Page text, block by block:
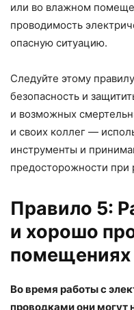
или во влажном
проводимость
опасную ситуацию.
Следуйте этому
безопасность и
и возможных
и своих коллег —
инструменты и
предосторожности при
Правило 5:
и хорошо
помещениях
Во время работы с
проводками они могут